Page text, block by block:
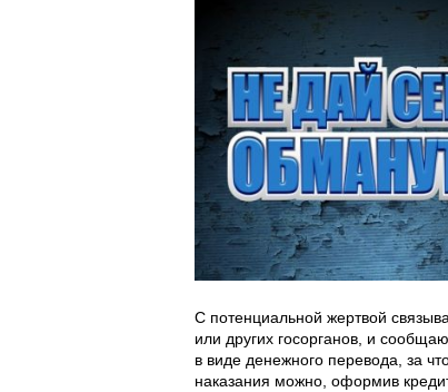
С потенциальной жертвой
или других госорганов, и
в виде денежного перевода, за
наказания можно, оформив